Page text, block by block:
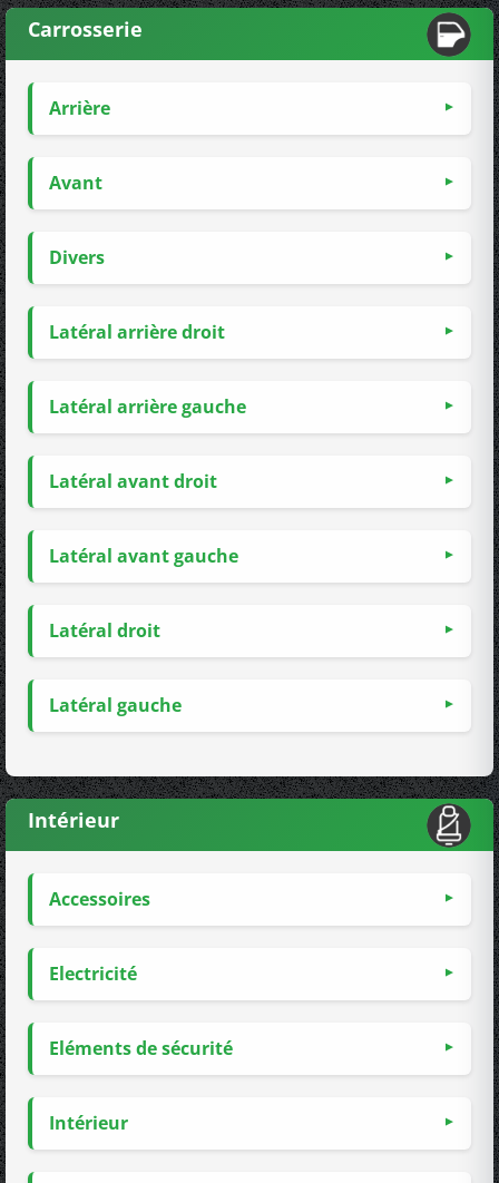
Carrosserie
Arrière
Avant
Divers
Latéral arrière droit
Latéral arrière gauche
Latéral avant droit
Latéral avant gauche
Latéral droit
Latéral gauche
Intérieur
Accessoires
Electricité
Eléments de sécurité
Intérieur